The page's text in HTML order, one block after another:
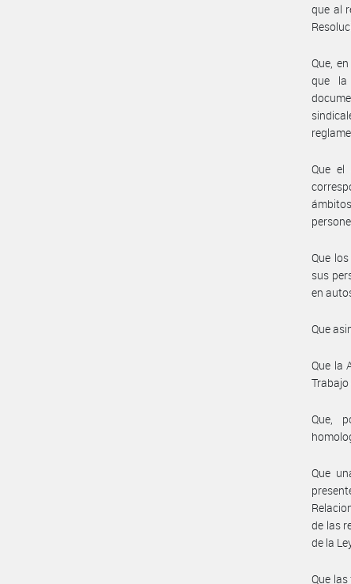
que al
Que,
que la
Que el
Que
sus
en
Que
Que la
Que,
Que
de las
de la
Que